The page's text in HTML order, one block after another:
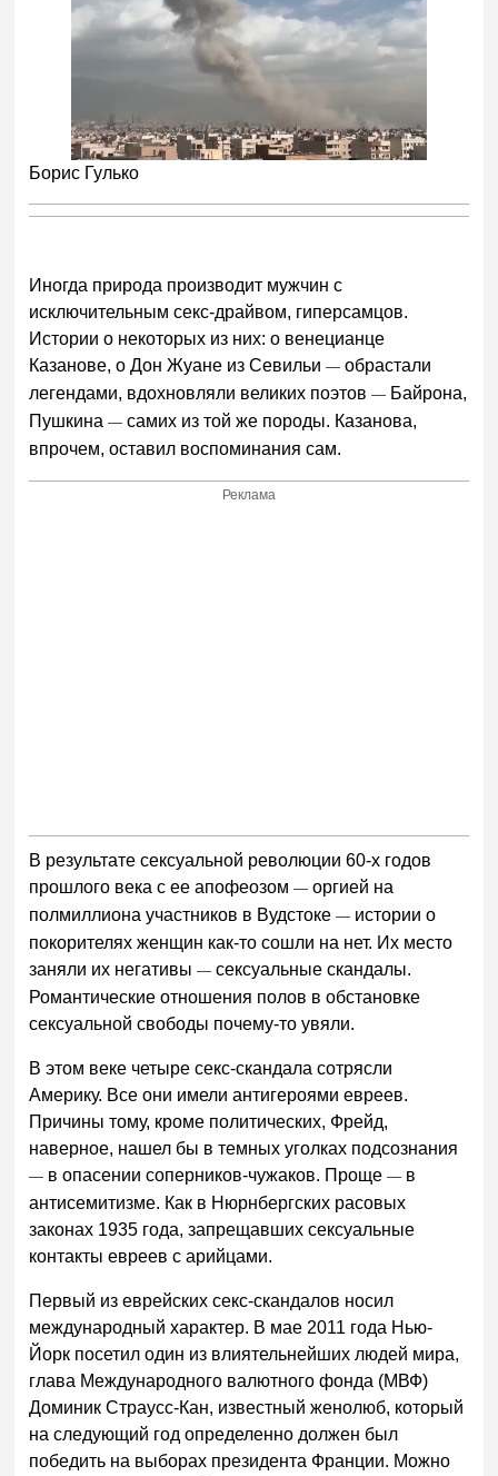
Борис Гулько
Иногда природа производит мужчин с
исключительным секс-драйвом, гиперсамцов.
Истории о некоторых из них: о венецианце
Казанове, о Дон Жуане из Севильи— обрастали
легендами, вдохновляли великих поэтов— Байрона,
Пушкина— самих из той же породы. Казанова,
впрочем, оставил воспоминания сам.
Реклама
В результате сексуальной революции 60-х годов
прошлого века с ее апофеозом— оргией на
полмиллиона участников в Вудстоке— истории о
покорителях женщин как-то сошли на нет. Их место
заняли их негативы—сексуальные скандалы.
Романтические отношения полов в обстановке
сексуальной свободы почему-то увяли.
В этом веке четыре секс-скандала сотрясли
Америку. Все они имели антигероями евреев.
Причины тому, кроме политических, Фрейд,
наверное, нашел бы в темных уголках подсознания
— в опасении соперников-чужаков. Проще— в
антисемитизме. Как в Нюрнбергских расовых
законах 1935 года, запрещавших сексуальные
контакты евреев с арийцами.
Первый из еврейских секс-скандалов носил
международный характер. В мае 2011 года Нью-
Йорк посетил один из влиятельнейших людей мира,
глава Международного валютного фонда (МВФ)
Доминик Страусс-Кан, известный женолюб, который
на следующий год определенно должен был
победить на выборах президента Франции. Можно